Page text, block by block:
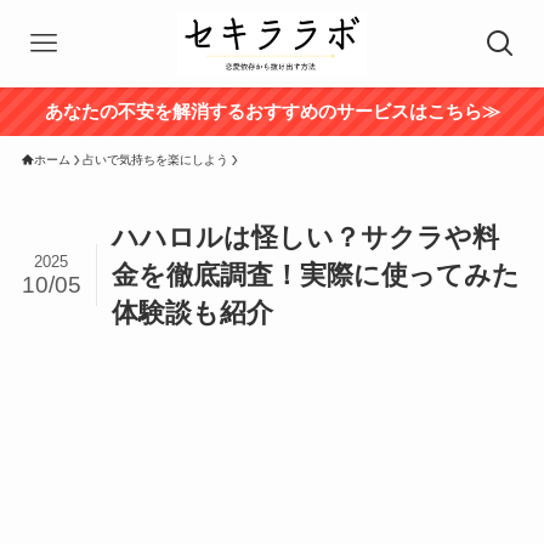
あなたの不安を解消するおすすめのサービスはこちら≫
ホーム 占いで気持ちを楽にしよう
ハハロルは怪しい？サクラや料
金を徹底調査！実際に使ってみた
体験談も紹介
2025
10/05